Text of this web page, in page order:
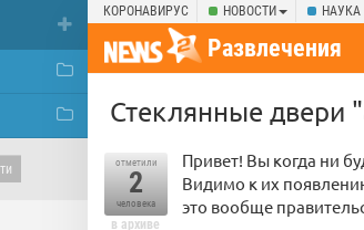
КОРОНАВИРУС НОВОСТИ НАУКА
Развлечения
Стеклянные двери
отметили
2
человека
в архиве
Привет! Вы когда ни
Видимо к их
это вообще